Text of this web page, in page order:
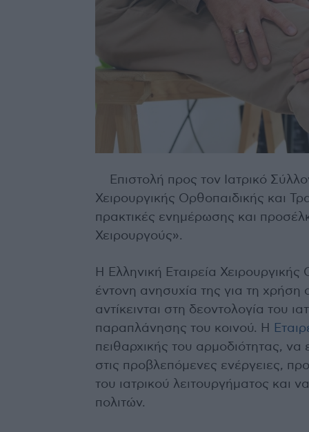
Επιστολή προς τον Ιατρικό
Χειρουργικής Ορθοπαιδικής και
πρακτικές ενημέρωσης και
Χειρουργούς».
Η Ελληνική Εταιρεία
έντονη ανησυχία της για τη
αντίκεινται στη δεοντολογία του
παραπλάνησης του κοινού. Η
πειθαρχικής του αρμοδιότητας, να
στις προβλεπόμενες ενέργειες,
του ιατρικού λειτουργήματος και
πολιτών.